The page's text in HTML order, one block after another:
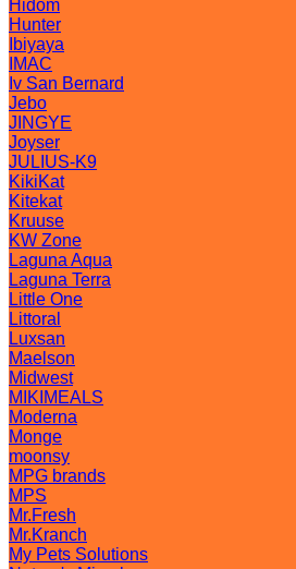
Hidom
Hunter
Ibiyaya
IMAC
Iv San Bernard
Jebo
JINGYE
Joyser
JULIUS-K9
KikiKat
Kitekat
Kruuse
KW Zone
Laguna Aqua
Laguna Terra
Little One
Littoral
Luxsan
Maelson
Midwest
MIKIMEALS
Moderna
Monge
moonsy
MPG brands
MPS
Mr.Fresh
Mr.Kranch
My Pets Solutions